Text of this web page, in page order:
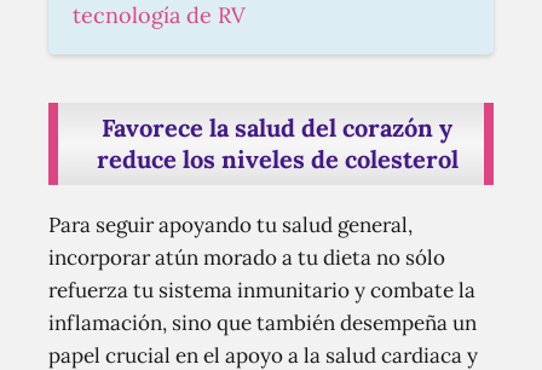
tecnología de RV
Favorece la salud del corazón y
reduce los niveles de colesterol
Para seguir apoyando tu salud general,
incorporar atún morado a tu dieta no sólo
refuerza tu sistema inmunitario y combate la
inflamación, sino que también desempeña un
papel crucial en el apoyo a la salud cardiaca y